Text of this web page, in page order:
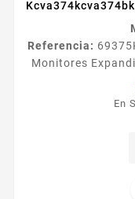
Referencia: 69375
Monitores Expandible A 16
Kcmc24 Kvra510
middot Hasta 4
monitores o
KCMC24 middot
Requiere fuente
En